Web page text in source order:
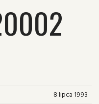
8 lipca 1993